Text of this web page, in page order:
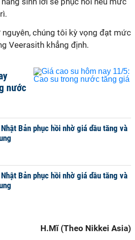
nguyên, chúng tôi kỳ vọng đạt mức
Veerasith khẳng định.
nước
Bản phục hồi nhờ giá dầu tăng và
Bản phục hồi nhờ giá dầu tăng và
H.Mĩ (Theo Nikkei Asia)